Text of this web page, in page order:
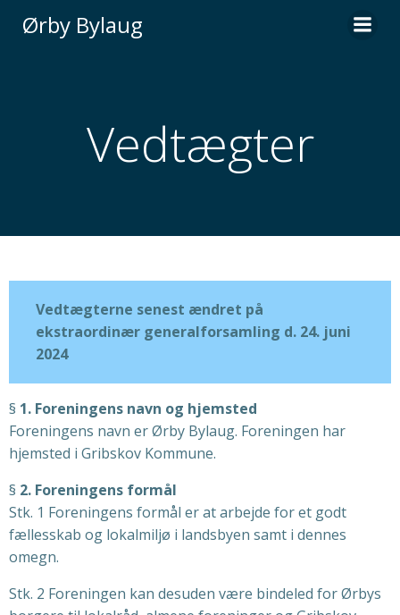
Ørby Bylaug
Vedtægter
Vedtægterne senest ændret på
ekstraordinær generalforsamling d. 24. juni
2024
§ 1. Foreningens navn og hjemsted
Foreningens navn er Ørby Bylaug. Foreningen har
hjemsted i Gribskov Kommune.
§ 2. Foreningens formål
Stk. 1 Foreningens formål er at arbejde for et godt
fællesskab og lokalmiljø i landsbyen samt i dennes
omegn.
Stk. 2 Foreningen kan desuden være bindeled for Ørbys